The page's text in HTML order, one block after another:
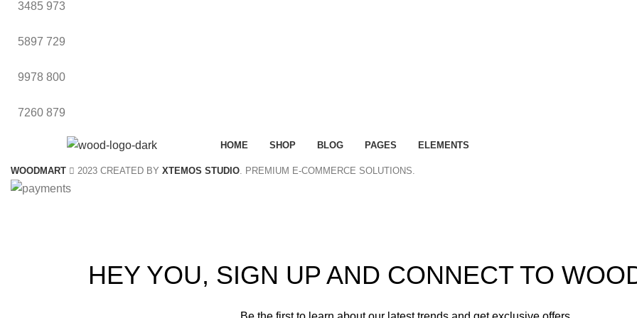
3485 973
5897 729
9978 800
7260 879
HOME SHOP BLOG PAGES ELEMENTS
WOODMART 2023 CREATED BY XTEMOS STUDIO. PREMIUM E-COMMERCE SOLUTIONS.
HEY YOU, SIGN UP AND CONNECT TO